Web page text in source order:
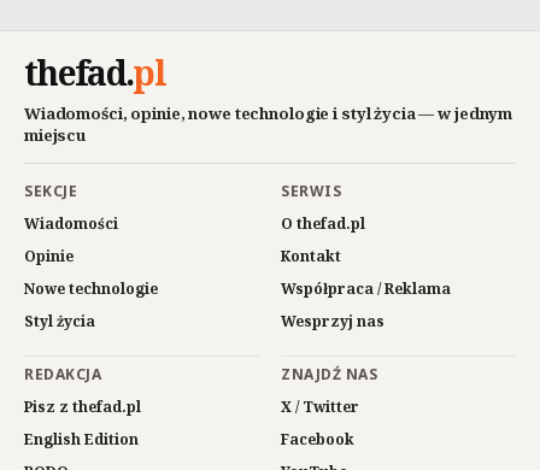
thefad.pl
Wiadomości, opinie, nowe technologie i styl życia — w jednym
miejscu
SEKCJE
Wiadomości
Opinie
Nowe technologie
Styl życia
SERWIS
O thefad.pl
Kontakt
Współpraca / Reklama
Wesprzyj nas
REDAKCJA
Pisz z thefad.pl
English Edition
ZNAJDŹ NAS
X / Twitter
Facebook